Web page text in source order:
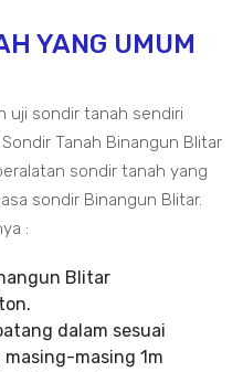
YANG UMUM
uji sondir tanah sendiri
Tanah Binangun Blitar
sondir tanah yang
sondir Binangun Blitar.
:
Blitar
dalam sesuai
masing 1m